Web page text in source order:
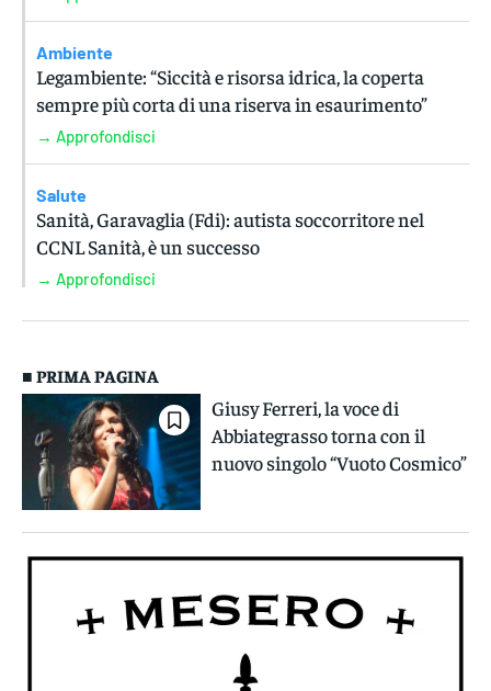
Ambiente
Legambiente: “Siccità e risorsa idrica, la coperta
sempre più corta di una riserva in esaurimento”
→ Approfondisci
Salute
Sanità, Garavaglia (Fdi): autista soccorritore nel
CCNL Sanità, è un successo
→ Approfondisci
■ PRIMA PAGINA
Giusy Ferreri, la voce di
Abbiategrasso torna con il
nuovo singolo “Vuoto Cosmico”